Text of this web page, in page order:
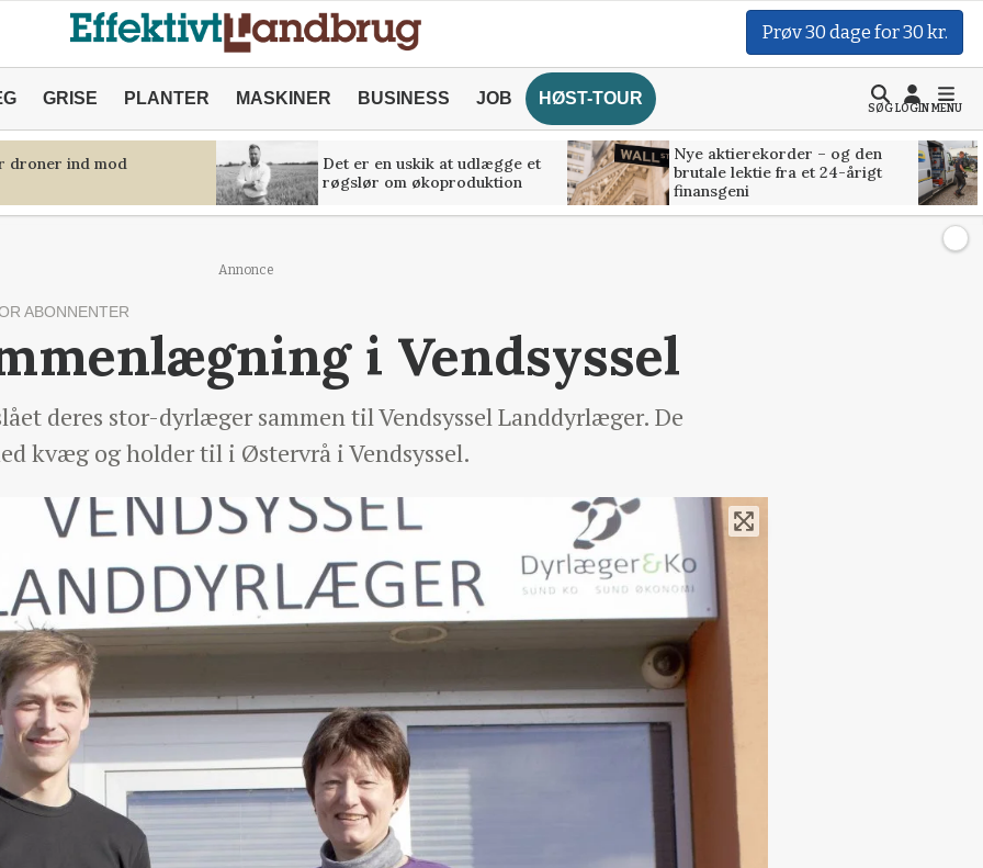
Prøv 30 dage for 30 kr.
GRISE PLANTER MASKINER BUSINESS JOB HØST-TOUR
SØGLOGINMENU
droner ind mod
Det er en uskik at udlægge et
røgslør om økoproduktion
Nye aktierekorder – og den
brutale lektie fra et 24-årigt
finansgeni
Annonce
ABONNENTER
i Vendsyssel
deres stor-dyrlæger sammen til Vendsyssel Landdyrlæger. De
kvæg og holder til i Østervrå i Vendsyssel.